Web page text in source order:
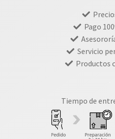
Pago
Servicio
Productos
Tiempo de